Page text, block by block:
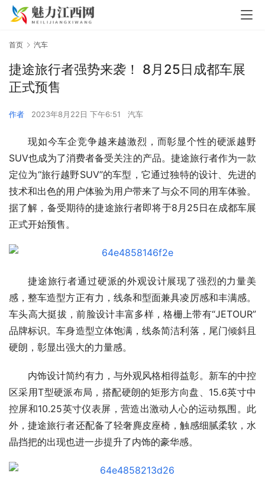
首页 汽车
捷途旅行者强势来袭！ 8月25日成都车展
正式预售
作者 2023年8月22日 下午6:51 汽车
现如今车企竞争越来越激烈，而彰显个性的硬派越野
SUV也成为了消费者备受关注的产品。捷途旅行者作为一款
定位为“旅行越野SUV”的车型，它通过独特的设计、先进的
技术和出色的用户体验为用户带来了与众不同的用车体验。
据了解，备受期待的捷途旅行者即将于8月25日在成都车展
正式开始预售。
捷途旅行者通过硬派的外观设计展现了强烈的力量美
感，整车造型方正有力，线条和型面兼具凌厉感和丰满感。
车头高大挺拔，前脸设计丰富多样，格栅上带有“JETOUR”
品牌标识。车身造型立体饱满，线条简洁利落，尾门倾斜且
硬朗，彰显出强大的力量感。
内饰设计简约有力，与外观风格相得益彰。新车的中控
区采用T型硬派布局，搭配硬朗的矩形方向盘、15.6英寸中
控屏和10.25英寸仪表屏，营造出激动人心的运动氛围。此
外，捷途旅行者还配备了轻奢麂皮座椅，触感细腻柔软，水
晶挡把的出现也进一步提升了内饰的豪华感。